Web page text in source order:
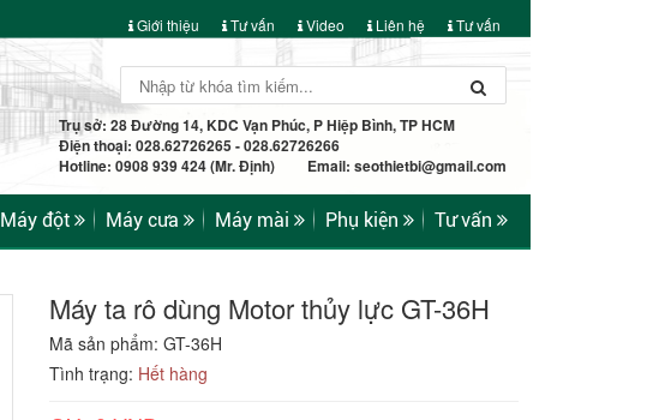
Giới thiệu Tư vấn Video Liên hệ Tư vấn
Trụ sở: 28 Đường 14, KDC Vạn Phúc, P Hiệp Bình, TP HCM
Điện thoại: 028.62726265 - 028.62726266
Hotline: 0908 939 424 (Mr. Định) Email: seothietbi@gmail.com
Máy đột Máy cưa Máy mài Phụ kiện Tư vấn
Máy ta rô dùng Motor thủy lực GT-36H
Mã sản phẩm: GT-36H
Tình trạng: Hết hàng